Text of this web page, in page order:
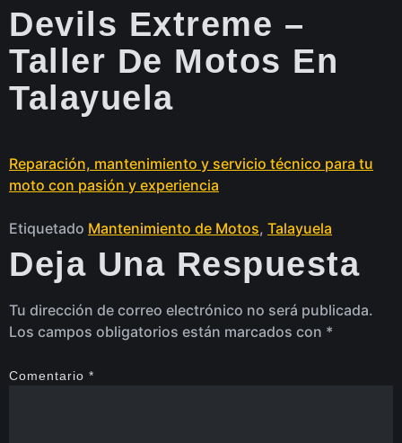
Devils Extreme –
Taller De Motos En
Talayuela
Reparación, mantenimiento y servicio técnico para tu
moto con pasión y experiencia
Etiquetado Mantenimiento de Motos, Talayuela
Deja Una Respuesta
Tu dirección de correo electrónico no será publicada.
Los campos obligatorios están marcados con *
Comentario *